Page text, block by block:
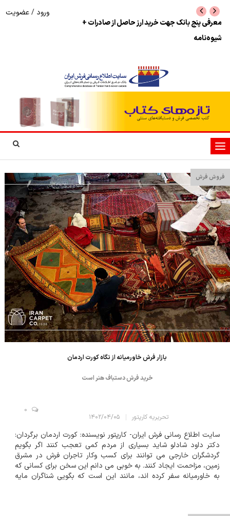
معرفی پنج بانک جهت خرید ارز حاصل از صادرات +
شیوه‌نامه
ورود /عضویت
تغییر
وضعیت
ناوبری
فروش فرش
بازار فرش خاورمیانه از نگاه کورت اردمان
خرید فرش دستباف هنر است
تحریریه کارپتور ۱۴۰۲/۰۴/۰۵
0
سایت اطلاع رسانی فرش ایران- کارپتور نویسنده: کورت اردمان برگردان:
دکتر داود شادلو شاید بسیاری از مردم کمی تعجب کنند اگر بگویم
گردشگران خارجی می توانند برای کسب وکار تاجران فرش در مشرق
زمین، مزاحمت ایجاد کنند. به خوبی می دانم این سخن برای کسانی که
به خاورمیانه سفر کرده اند، مانند این است که بگویی شناگران مایه